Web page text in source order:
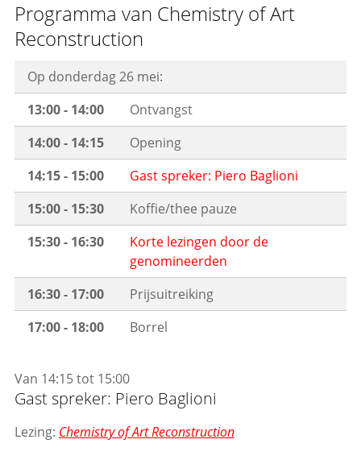
Programma van Chemistry of Art
Reconstruction
Op donderdag 26 mei:
13:00 - 14:00
Ontvangst
14:00 - 14:15
Opening
14:15 - 15:00
Gast spreker: Piero Baglioni
15:00 - 15:30
Koffie/thee pauze
15:30 - 16:30
Korte lezingen door de
genomineerden
16:30 - 17:00
Prijsuitreiking
17:00 - 18:00
Borrel
Van 14:15 tot 15:00
Gast spreker: Piero Baglioni
Lezing: Chemistry of Art Reconstruction